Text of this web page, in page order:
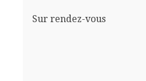
Sur rendez-vous